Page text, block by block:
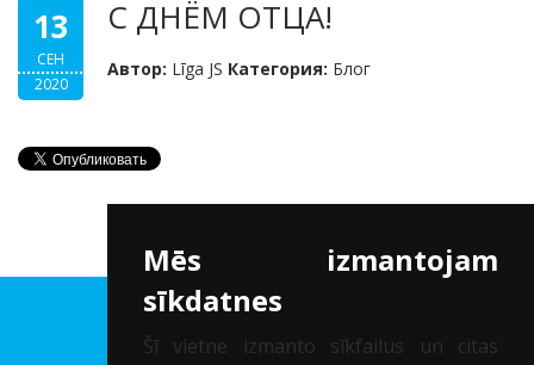
Mēs izmantojam
sīkdatnes
Šī vietne izmanto sīkfailus un citas
13
СЕН
2020
С ДНЁМ ОТЦА!
Автор: Līga JS Категория: Блог
Клиника др. Соломатина